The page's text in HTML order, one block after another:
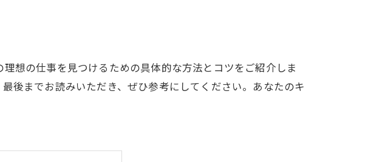
想の仕事を見つけるための具体的な方法とコツをご紹介しま
後までお読みいただき、ぜひ参考にしてください。あなたのキ